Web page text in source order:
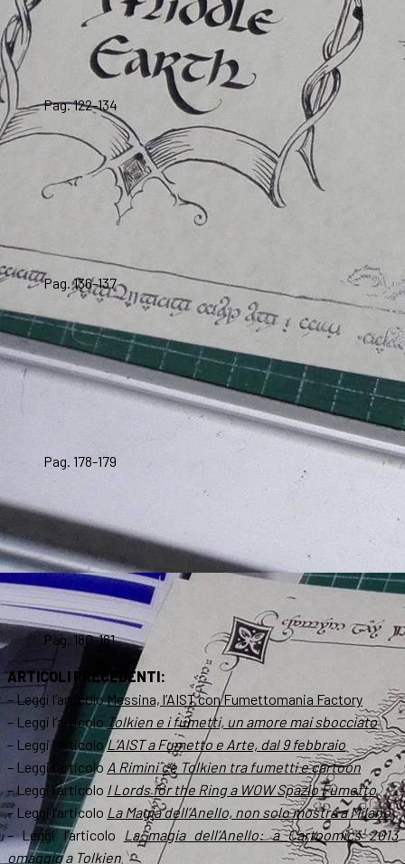
Pag. 122-134
Pag. 136-137
Pag. 178-179
Pag. 180-181
ARTICOLI PRECEDENTI:
– Leggi l’articoloMessina, l’AIST con Fumettomania Factory
– Leggi l’articolo Tolkien e i fumetti, un amore mai sbocciato
– Leggi l’articoloL’AIST a Fumetto e Arte, dal 9 febbraio
– Leggi l’articolo A Rimini c’è Tolkien tra fumetti e cartoon
– Leggi l’articolo I Lords for the Ring a WOW Spazio Fumetto
– Leggi l’articolo La Magia dell’Anello, non solo mostra a Milano
– Leggi l’articolo
La magia dell’Anello: a Cartoomics 2013
omaggio a Tolkien